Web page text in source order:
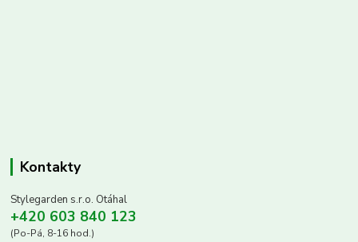
Kontakty
Stylegarden s.r.o. Otáhal
+420 603 840 123
(Po-Pá, 8-16 hod.)